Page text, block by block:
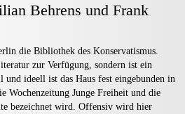
Behrens und Frank
die Bibliothek des Konservatismus.
zur Verfügung, sondern ist ein
ideell ist das Haus fest eingebunden in
Wochenzeitung Junge Freiheit und die
bezeichnet wird. Offensiv wird hier